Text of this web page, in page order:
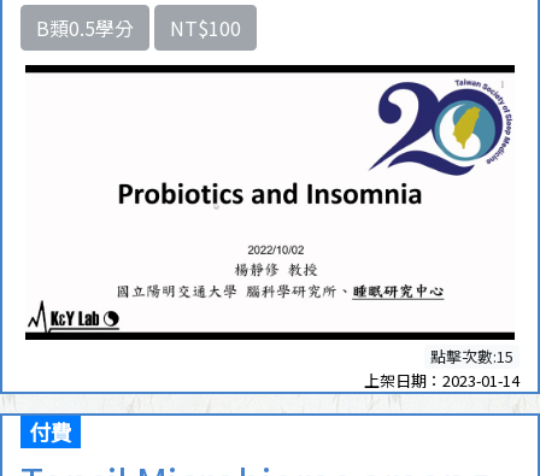
B類0.5學分 NT$100
點擊次數:15
上架日期：2023-01-14
付費